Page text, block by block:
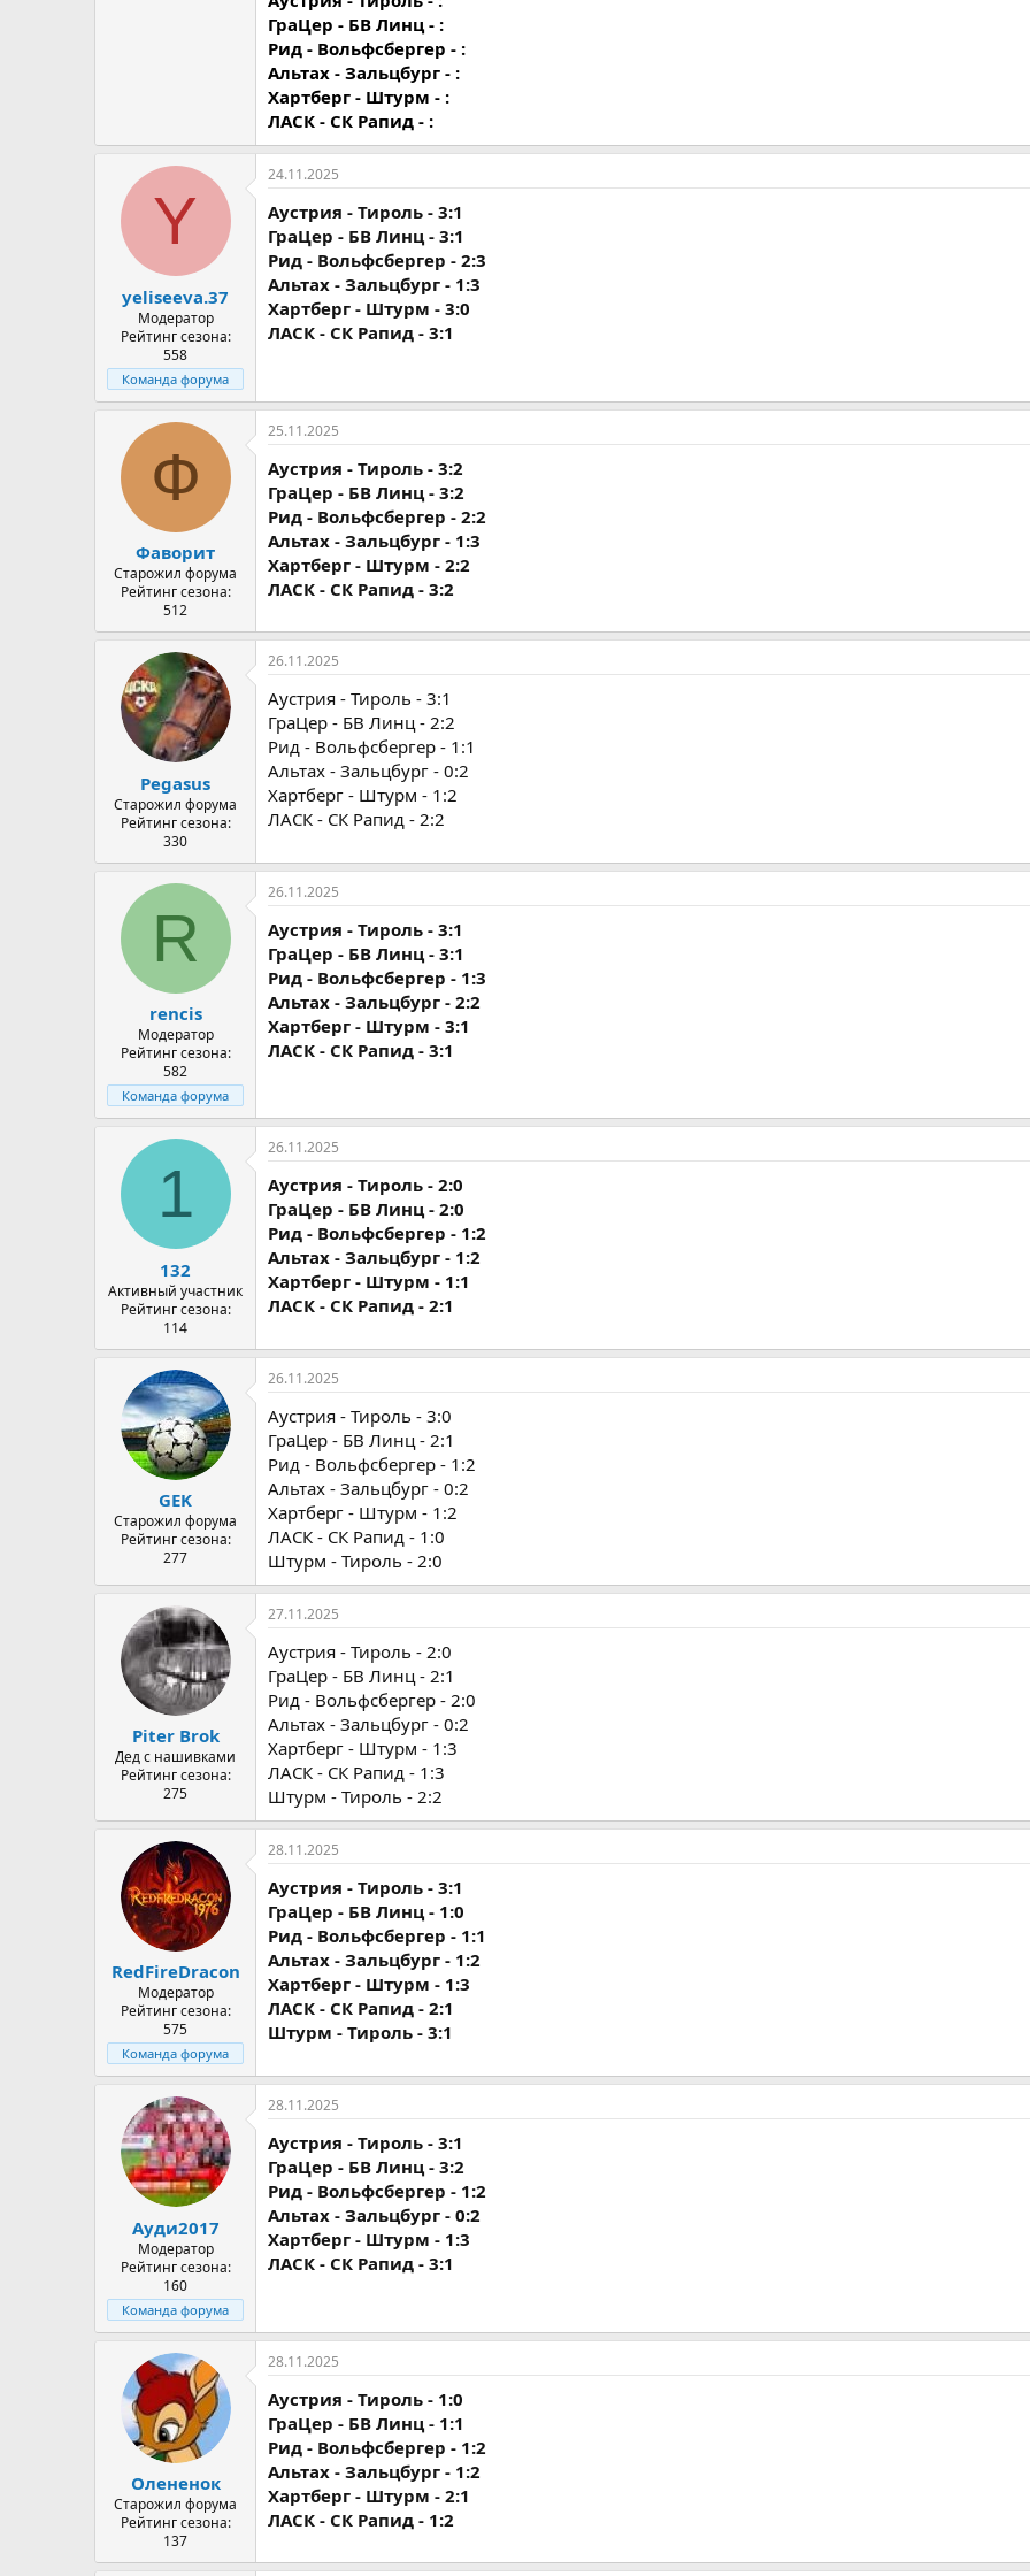
ГраЦер - БВ Линц - :
Рид - Вольфсбергер - :
Альтах - Зальцбург - :
Хартберг - Штурм - :
ЛАСК - СК Рапид - :
Y
yeliseeva.37
Модератор
Рейтинг сезона:
558
Команда форума
24.11.2025
Аустрия - Тироль - 3:1
ГраЦер - БВ Линц - 3:1
Рид - Вольфсбергер - 2:3
Альтах - Зальцбург - 1:3
Хартберг - Штурм - 3:0
ЛАСК - СК Рапид - 3:1
Ф
Фаворит
Старожил форума
Рейтинг сезона:
512
25.11.2025
Аустрия - Тироль - 3:2
ГраЦер - БВ Линц - 3:2
Рид - Вольфсбергер - 2:2
Альтах - Зальцбург - 1:3
Хартберг - Штурм - 2:2
ЛАСК - СК Рапид - 3:2
Pegasus
Старожил форума
Рейтинг сезона:
330
26.11.2025
Аустрия - Тироль - 3:1
ГраЦер - БВ Линц - 2:2
Рид - Вольфсбергер - 1:1
Альтах - Зальцбург - 0:2
Хартберг - Штурм - 1:2
ЛАСК - СК Рапид - 2:2
R
rencis
Модератор
Рейтинг сезона:
582
Команда форума
26.11.2025
Аустрия - Тироль - 3:1
ГраЦер - БВ Линц - 3:1
Рид - Вольфсбергер - 1:3
Альтах - Зальцбург - 2:2
Хартберг - Штурм - 3:1
ЛАСК - СК Рапид - 3:1
1
132
Активный участник
Рейтинг сезона:
114
26.11.2025
Аустрия - Тироль - 2:0
ГраЦер - БВ Линц - 2:0
Рид - Вольфсбергер - 1:2
Альтах - Зальцбург - 1:2
Хартберг - Штурм - 1:1
ЛАСК - СК Рапид - 2:1
GEK
Старожил форума
Рейтинг сезона:
277
26.11.2025
Аустрия - Тироль - 3:0
ГраЦер - БВ Линц - 2:1
Рид - Вольфсбергер - 1:2
Альтах - Зальцбург - 0:2
Хартберг - Штурм - 1:2
ЛАСК - СК Рапид - 1:0
Штурм - Тироль - 2:0
Piter Brok
Дед с нашивками
Рейтинг сезона:
275
27.11.2025
Аустрия - Тироль - 2:0
ГраЦер - БВ Линц - 2:1
Рид - Вольфсбергер - 2:0
Альтах - Зальцбург - 0:2
Хартберг - Штурм - 1:3
ЛАСК - СК Рапид - 1:3
Штурм - Тироль - 2:2
RedFireDracon
Модератор
Рейтинг сезона:
575
Команда форума
28.11.2025
Аустрия - Тироль - 3:1
ГраЦер - БВ Линц - 1:0
Рид - Вольфсбергер - 1:1
Альтах - Зальцбург - 1:2
Хартберг - Штурм - 1:3
ЛАСК - СК Рапид - 2:1
Штурм - Тироль - 3:1
Ауди2017
Модератор
Рейтинг сезона:
160
Команда форума
28.11.2025
Аустрия - Тироль - 3:1
ГраЦер - БВ Линц - 3:2
Рид - Вольфсбергер - 1:2
Альтах - Зальцбург - 0:2
Хартберг - Штурм - 1:3
ЛАСК - СК Рапид - 3:1
Олененок
Старожил форума
Рейтинг сезона:
137
28.11.2025
Аустрия - Тироль - 1:0
ГраЦер - БВ Линц - 1:1
Рид - Вольфсбергер - 1:2
Альтах - Зальцбург - 1:2
Хартберг - Штурм - 2:1
ЛАСК - СК Рапид - 1:2